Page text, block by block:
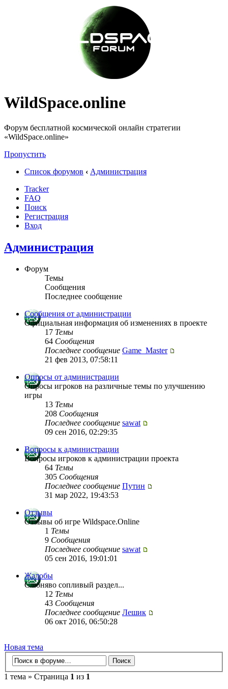
WildSpace.online
Форум бесплатной космической онлайн стратегии
«WildSpace.online»
Пропустить
Список форумов ‹ Администрация
Tracker
FAQ
Поиск
Регистрация
Вход
Администрация
Форум
Темы
Сообщения
Последнее сообщение
Сообщения от администрации
Официальная информация об изменениях в проекте
17 Темы
64 Сообщения
Последнее сообщение Game_Master
21 фев 2013, 07:58:11
Опросы от администрации
Опросы игроков на различные темы по улучшению
игры
13 Темы
208 Сообщения
Последнее сообщение sawat
09 сен 2016, 02:29:35
Вопросы к администрации
Вопросы игроков к администрации проекта
64 Темы
305 Сообщения
Последнее сообщение Путин
31 мар 2022, 19:43:53
Отзывы
Отзывы об игре Wildspace.Online
1 Темы
9 Сообщения
Последнее сообщение sawat
05 сен 2016, 19:01:01
Жалобы
Слюняво сопливый раздел...
12 Темы
43 Сообщения
Последнее сообщение Лешик
06 окт 2016, 06:50:28
Новая тема
1 тема » Страница 1 из 1